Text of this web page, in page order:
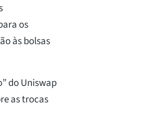
os
às bolsas
do Uniswap
as trocas